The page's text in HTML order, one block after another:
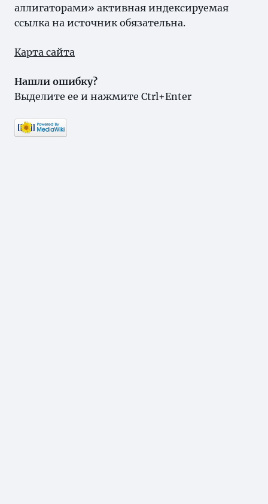
аллигаторами» активная индексируемая
ссылка на источник обязательна.
Карта сайта
Нашли ошибку?
Выделите ее и нажмите Ctrl+Enter